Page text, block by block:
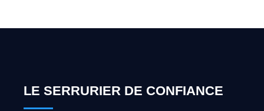
LE SERRURIER DE CONFIANCE